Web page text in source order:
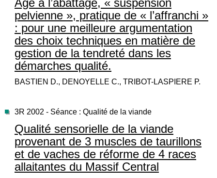
Age à l’abattage, « suspension
pelvienne », pratique de « l’affranchi »
: pour une meilleure argumentation
des choix techniques en matière de
gestion de la tendreté dans les
démarches qualité.
BASTIEN D., DENOYELLE C., TRIBOT-LASPIERE P.
3R 2002 - Séance : Qualité de la viande
Qualité sensorielle de la viande
provenant de 3 muscles de taurillons
et de vaches de réforme de 4 races
allaitantes du Massif Central